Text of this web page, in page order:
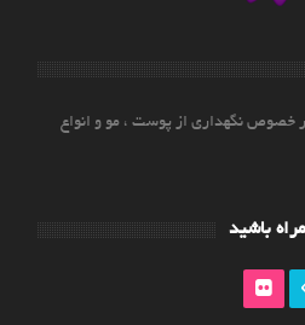
خصوص نگهداری از پوست ، مو و انواع
باشید